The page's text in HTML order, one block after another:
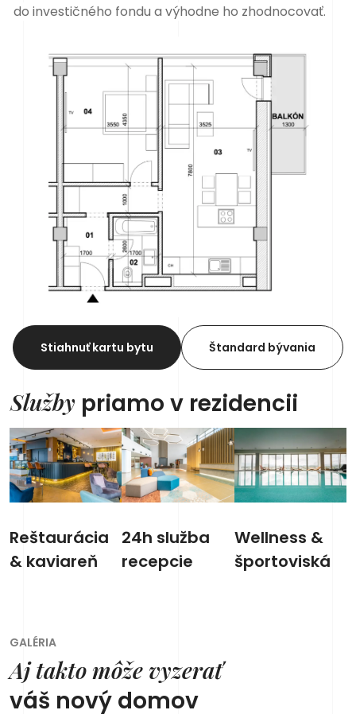
doinvestičného fondu a výhodne ho zhodnocovať.
Stiahnuť kartu bytu Štandard bývania
Služby priamo v rezidencii
Reštaurácia
& kaviareň
24h služba
recepcie
Wellness &
športoviská
GALÉRIA
Aj takto môže vyzerať
váš nový domov